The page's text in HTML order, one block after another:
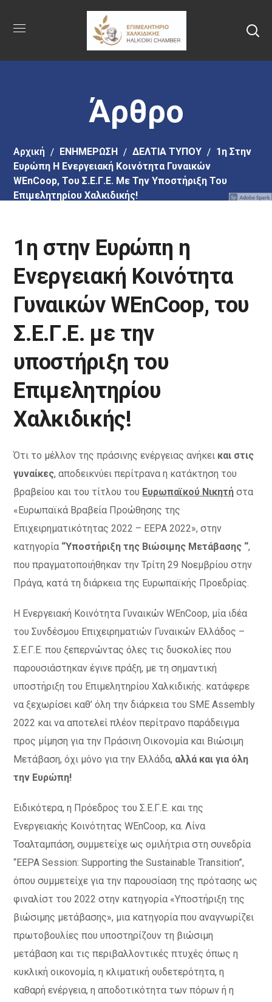
στο
περιεχόμενο
Άρθρο
Αρχική EΝΗΜΕΡΩΣΗ ΔΕΛΤΙΑ ΤΥΠΟΥ
1η Στην
Ευρώπη Η Ενεργειακή Κοινότητα Γυναικών
WEnCoop, Του Σ.Ε.Γ.Ε. Με Την Υποστήριξη Του
Επιμελητηρίου Χαλκιδικής!
1η στην Ευρώπη η
Ενεργειακή Κοινότητα
Γυναικών WEnCoop, του
Σ.Ε.Γ.Ε. με την
υποστήριξη του
Επιμελητηρίου
Χαλκιδικής!
Ότι το μέλλον της πράσινης ενέργειας ανήκει και στις
γυναίκες, αποδεικνύει περίτρανα η κατάκτηση του
βραβείου και του τίτλου του Ευρωπαϊκού Νικητή στα
«Ευρωπαϊκά Βραβεία Προώθησης της
Επιχειρηματικότητας 2022 – EEPA 2022», στην
κατηγορία “Υποστήριξη της Βιώσιμης Μετάβασης “,
που πραγματοποιήθηκαν την Τρίτη 29 Νοεμβρίου στην
Πράγα, κατά τη διάρκεια της Ευρωπαϊκής Προεδρίας.
Η Ενεργειακή Κοινότητα Γυναικών WEnCoop, μία ιδέα
του Συνδέσμου Επιχειρηματιών Γυναικών Ελλάδος –
Σ.Ε.Γ.Ε. που ξεπερνώντας όλες τις δυσκολίες που
παρουσιάστηκαν έγινε πράξη, με τη σημαντική
υποστήριξη του Επιμελητηρίου Χαλκιδικής. κατάφερε
να ξεχωρίσει καθ’ όλη την διάρκεια του SME Assembly
2022 και να αποτελεί πλέον περίτρανο παράδειγμα
προς μίμηση για την Πράσινη Οικονομία και Βιώσιμη
Μετάβαση, όχι μόνο για την Ελλάδα, αλλά και για όλη
την Ευρώπη!
Ειδικότερα, η Πρόεδρος του Σ.Ε.Γ.Ε. και της
Ενεργειακής Κοινότητας WEnCoop, κα. Λίνα
Τσαλταμπάση, συμμετείχε ως ομιλήτρια στη συνεδρία
“EEPA Session: Supporting the Sustainable Transition”,
όπου συμμετείχε για την παρουσίαση της πρότασης ως
φιναλίστ του 2022 στην κατηγορία «Υποστήριξη της
βιώσιμης μετάβασης», μια κατηγορία που αναγνωρίζει
πρωτοβουλίες που υποστηρίζουν τη βιώσιμη
μετάβαση και τις περιβαλλοντικές πτυχές όπως η
κυκλική οικονομία, η κλιματική ουδετερότητα, η
καθαρή ενέργεια, η αποδοτικότητα των πόρων ή η